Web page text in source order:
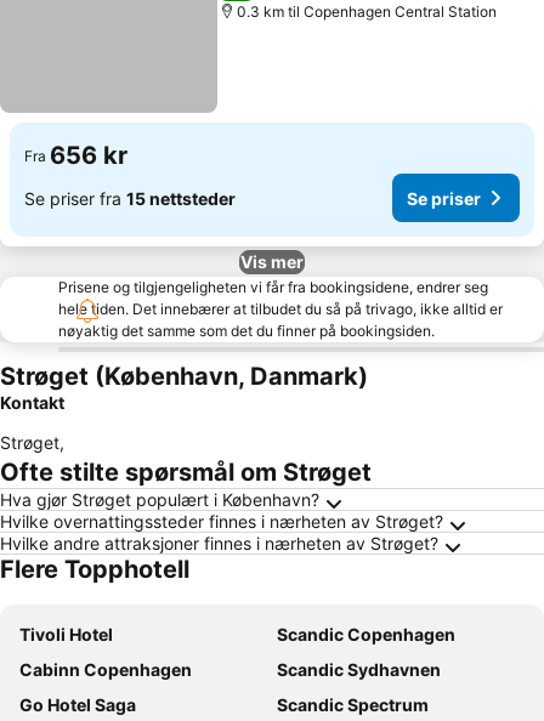
0.3 km til Copenhagen Central Station
Fra 656 kr
Se priser fra 15 nettsteder Se priser
Vis mer
Prisene og tilgjengeligheten vi får fra bookingsidene, endrer seg
hele tiden. Det innebærer at tilbudet du så på trivago, ikke alltid er
nøyaktig det samme som det du finner på bookingsiden.
Strøget (København, Danmark)
Kontakt
Strøget,
Ofte stilte spørsmål om Strøget
Hva gjør Strøget populært i København?
Hvilke overnattingssteder finnes i nærheten av Strøget?
Hvilke andre attraksjoner finnes i nærheten av Strøget?
Flere Topphotell
Tivoli Hotel
Scandic Copenhagen
Cabinn Copenhagen
Scandic Sydhavnen
Go Hotel Saga
Scandic Spectrum